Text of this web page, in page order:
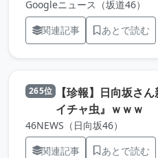
Googleニュース（坂道46）
関連記事
あとで読む
265位
【珍報】日向坂さ
イチャ虫』ｗｗｗ
46NEWS（日向坂46）
関連記事
あとで読む